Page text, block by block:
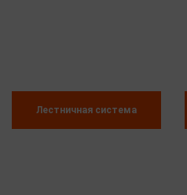
Лестничная система